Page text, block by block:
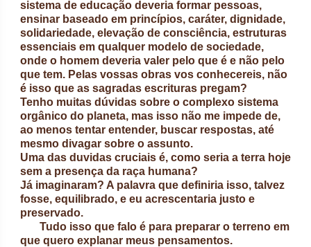
sistema de educação deveria formar pessoas,
ensinar baseado em princípios, caráter, dignidade,
solidariedade, elevação de consciência, estruturas
essenciais em qualquer modelo de sociedade,
onde o homem deveria valer pelo que é e não pelo
que tem. Pelas vossas obras vos conhecereis, não
é isso que as sagradas escrituras pregam?
Tenho muitas dúvidas sobre o complexo sistema
orgânico do planeta, mas isso não me impede de,
ao menos tentar entender, buscar respostas, até
mesmo divagar sobre o assunto.
Uma das duvidas cruciais é, como seria a terra hoje
sem a presença da raça humana?
Já imaginaram? A palavra que definiria isso, talvez
fosse, equilibrado, e eu acrescentaria justo e
preservado.
Tudo isso que falo é para preparar o terreno em
que quero explanar meus pensamentos.